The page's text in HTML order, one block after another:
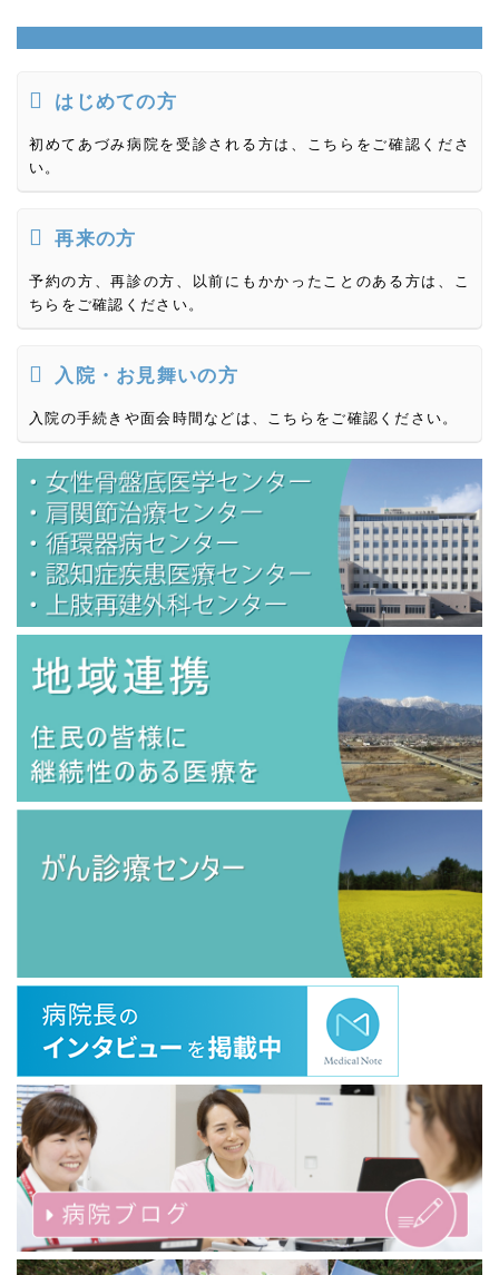
はじめての方
初めてあづみ病院を受診される方は、こちらをご確認くださ
い。
再来の方
予約の方、再診の方、以前にもかかったことのある方は、こ
ちらをご確認ください。
入院・お見舞いの方
入院の手続きや面会時間などは、こちらをご確認ください。